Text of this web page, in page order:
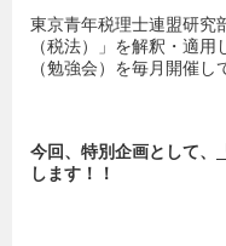
東京青年税理士連盟研究
（税法）」を解釈・適
（勉強会）を毎月開催し
今回、特別企画として、
します！！